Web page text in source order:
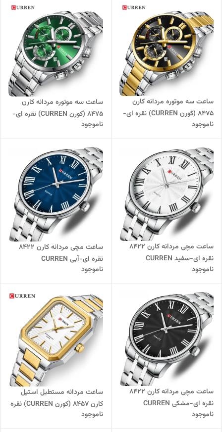
ساعت سه موتوره مردانه کارن
8475 (کورن CURREN) نقره ای-
طلایی-مشکی
ناموجود
ساعت سه موتوره مردانه کارن
8475 (کورن CURREN) نقره ای-
سبز
ناموجود
ساعت مچی مردانه کارن 8422
نقره ای-سفید CURREN
ناموجود
ساعت مچی مردانه کارن 8422
نقره ای-آبی CURREN
ناموجود
ساعت مچی مردانه کارن 8422
نقره ای-مشکی CURREN
ناموجود
ساعت مردانه مستطیل استیل
کارن 8457 (کورن CURREN) نقره
ای-طلایی-سفید
ناموجود